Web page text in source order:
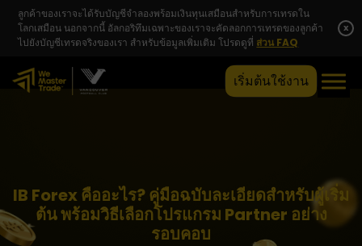
ลูกค้าของเราจะได้รับบัญชีจำลองพร้อมเงินทุนเสมือนสำหรับการเทรดใน
โลกเสมือน นอกจากนี้ อัลกอริทึมเฉพาะของเราจะคัดลอกการเทรดของลูกค้า
ไปยังบัญชีเทรดจริงของเรา สำหรับข้อมูลเพิ่มเติม โปรดดูที่ ส่วน FAQ
x
เริ่มต้นใช้งาน
IB Forex คืออะไร? คู่มือฉบับละเอียดสำหรับผู้เริ่ม
ต้น พร้อมวิธีเลือกโปรแกรม Partner อย่าง
รอบคอบ